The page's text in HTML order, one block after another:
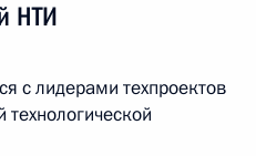
НТИ
с лидерами техпроектов